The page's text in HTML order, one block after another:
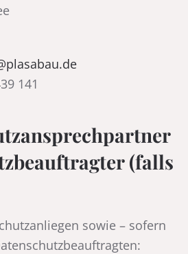
141
(falls
sowie – sofern